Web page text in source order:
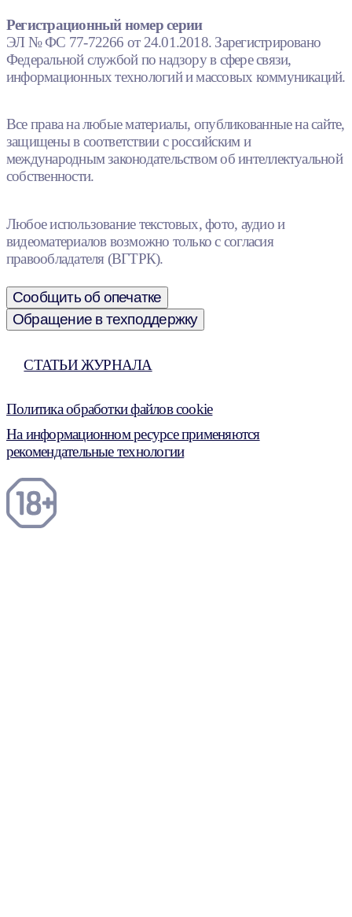
Регистрационный номер серии
ЭЛ № ФС 77-72266 от 24.01.2018. Зарегистрировано
Федеральной службой по надзору в сфере связи,
информационных технологий и массовых коммуникаций.
Все права на любые материалы, опубликованные на сайте,
защищены в соответствии с российским и
международным законодательством об интеллектуальной
собственности.
Любое использование текстовых, фото, аудио и
видеоматериалов возможно только с согласия
правообладателя (ВГТРК).
Сообщить об опечатке
Обращение в техподдержку
СТАТЬИ ЖУРНАЛА
Политика обработки файлов cookie
На информационном ресурсе применяются
рекомендательные технологии